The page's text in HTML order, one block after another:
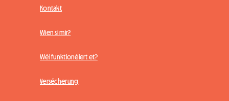
Kontakt
Wien si mir?
Wéi funktionéiert et?
Versécherung